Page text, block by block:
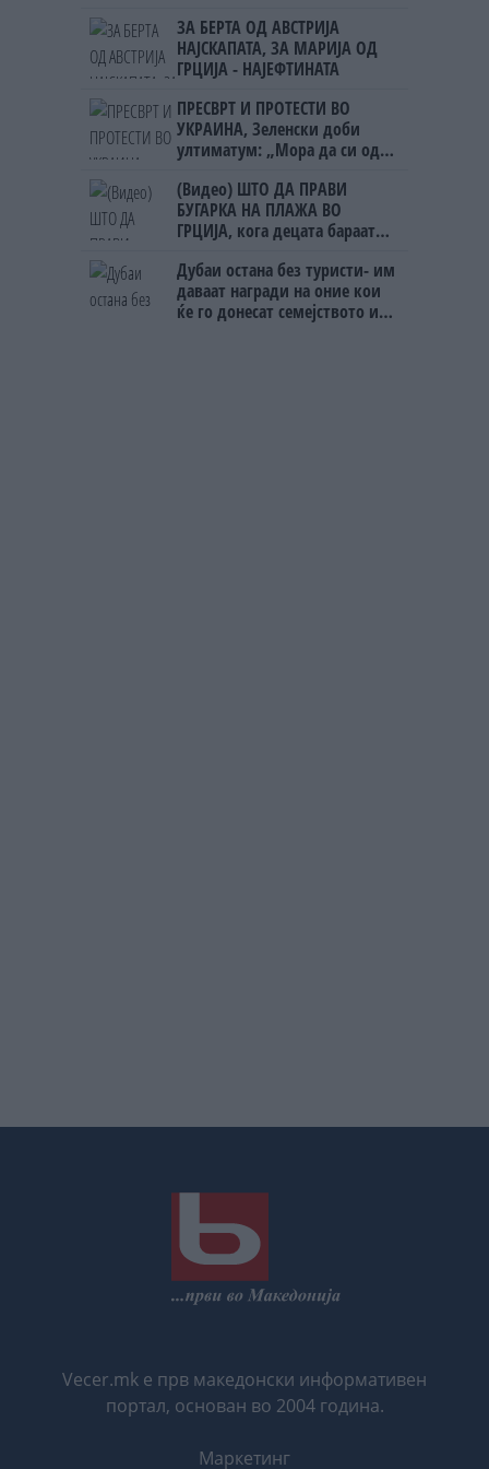
ЗА БЕРТА ОД АВСТРИЈА
НАЈСКАПАТА, ЗА МАРИЈА ОД
ГРЦИЈА - НАЈЕФТИНАТА
ПРЕСВРТ И ПРОТЕСТИ ВО
УКРАИНА, Зеленски доби
ултиматум: „Мора да си оди,
(Видео) ШТО ДА ПРАВИ
БУГАРКА НА ПЛАЖА ВО
ГРЦИЈА, кога децата бараат
Дубаи остана без туристи- им
даваат награди на оние кои
ќе го донесат семејството или
Vecer.mk е прв македонски информативен
портал, основан во 2004 година.
Маркетинг